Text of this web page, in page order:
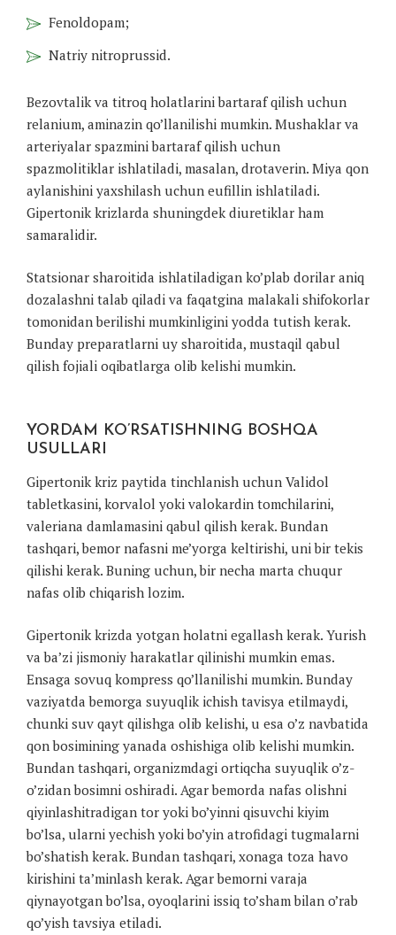
Fenoldopam;
Natriy nitroprussid.
Bezovtalik va titroq holatlarini bartaraf qilish uchun
relanium, aminazin qo’llanilishi mumkin. Mushaklar va
arteriyalar spazmini bartaraf qilish uchun
spazmolitiklar ishlatiladi, masalan, drotaverin. Miya qon
aylanishini yaxshilash uchun eufillin ishlatiladi.
Gipertonik krizlarda shuningdek diuretiklar ham
samaralidir.
Statsionar sharoitida ishlatiladigan ko’plab dorilar aniq
dozalashni talab qiladi va faqatgina malakali shifokorlar
tomonidan berilishi mumkinligini yodda tutish kerak.
Bunday preparatlarni uy sharoitida, mustaqil qabul
qilish fojiali oqibatlarga olib kelishi mumkin.
YORDAM KO’RSATISHNING BOSHQA
USULLARI
Gipertonik kriz paytida tinchlanish uchun Validol
tabletkasini, korvalol yoki valokardin tomchilarini,
valeriana damlamasini qabul qilish kerak. Bundan
tashqari, bemor nafasni me’yorga keltirishi, uni bir tekis
qilishi kerak. Buning uchun, bir necha marta chuqur
nafas olib chiqarish lozim.
Gipertonik krizda yotgan holatni egallash kerak. Yurish
va ba’zi jismoniy harakatlar qilinishi mumkin emas.
Ensaga sovuq kompress qo’llanilishi mumkin. Bunday
vaziyatda bemorga suyuqlik ichish tavisya etilmaydi,
chunki suv qayt qilishga olib kelishi, u esa o’z navbatida
qon bosimining yanada oshishiga olib kelishi mumkin.
Bundan tashqari, organizmdagi ortiqcha suyuqlik o’z-
o’zidan bosimni oshiradi. Agar bemorda nafas olishni
qiyinlashitradigan tor yoki bo’yinni qisuvchi kiyim
bo’lsa, ularni yechish yoki bo’yin atrofidagi tugmalarni
bo’shatish kerak. Bundan tashqari, xonaga toza havo
kirishini ta’minlash kerak. Agar bemorni varaja
qiynayotgan bo’lsa, oyoqlarini issiq to’sham bilan o’rab
qo’yish tavsiya etiladi.